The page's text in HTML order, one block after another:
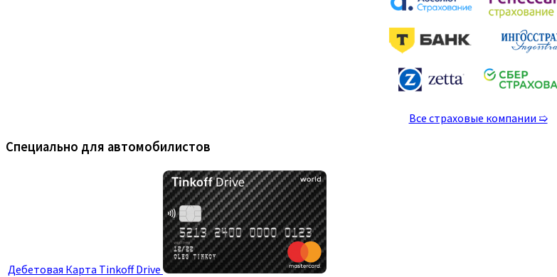
Все страховые компании ➯
Специально для автомобилистов
Дебетовая Карта Tinkoff Drive